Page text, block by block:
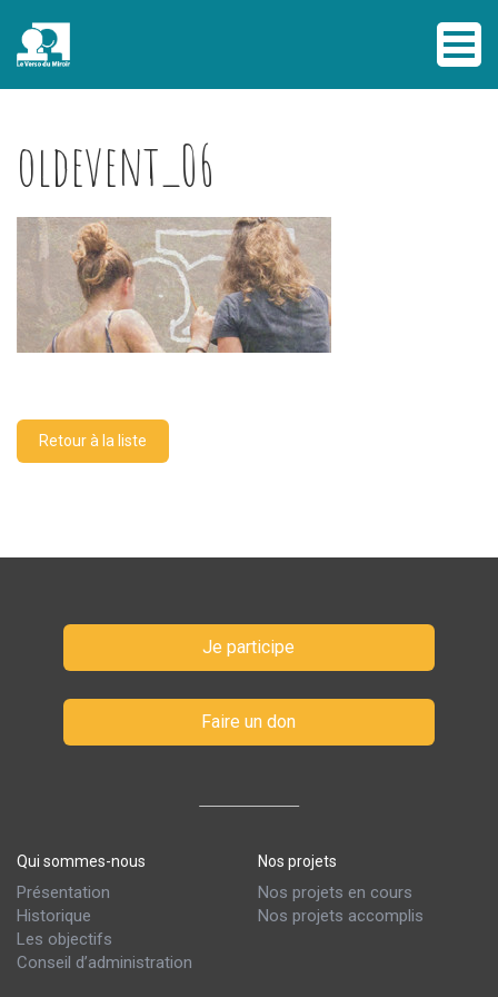
oldevent_06
Retour à la liste
Je participe
Faire un don
Qui sommes-nous
Présentation
Historique
Les objectifs
Conseil d’administration
Nos projets
Nos projets en cours
Nos projets accomplis